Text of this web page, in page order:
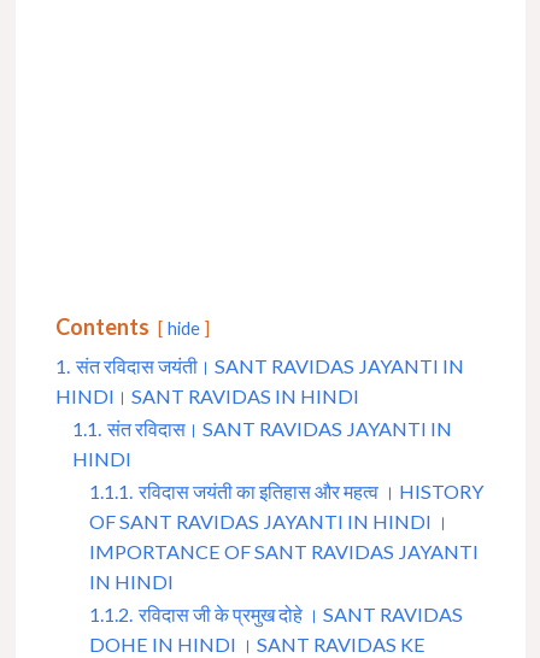
Contents hide
1. संत रविदास जयंती। SANT RAVIDAS JAYANTI IN
HINDI। SANT RAVIDAS IN HINDI
1.1. संत रविदास। SANT RAVIDAS JAYANTI IN
HINDI
1.1.1. रविदास जयंती का इतिहास और महत्व । HISTORY
OF SANT RAVIDAS JAYANTI IN HINDI ।
IMPORTANCE OF SANT RAVIDAS JAYANTI
IN HINDI
1.1.2. रविदास जी के प्रमुख दोहे । SANT RAVIDAS
DOHE IN HINDI । SANT RAVIDAS KE